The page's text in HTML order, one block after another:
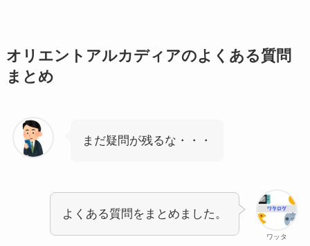
オリエントアルカディアのよくある質問
まとめ
まだ疑問が残るな・・・
ワッタ
よくある質問をまとめました。